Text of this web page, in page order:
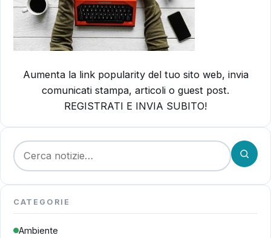
Aumenta la link popularity del tuo sito web, invia
comunicati stampa, articoli o guest post.
REGISTRATI E INVIA SUBITO!
Cerca:
CATEGORIE
Ambiente